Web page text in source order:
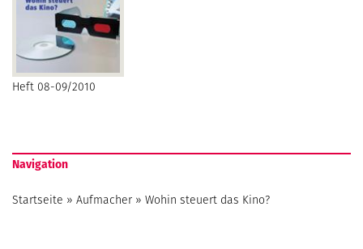
Heft 08-09/2010
Navigation
Startseite » Aufmacher » Wohin steuert das Kino?